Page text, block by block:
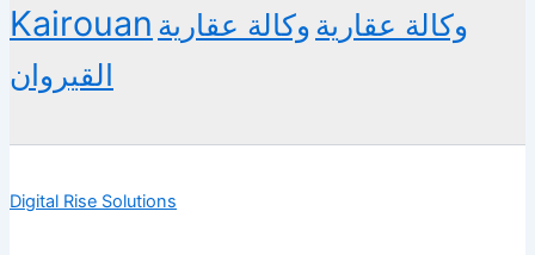
Kairouan
وكالة عقارية وكالة عقارية
القيروان
Digital Rise Solutions